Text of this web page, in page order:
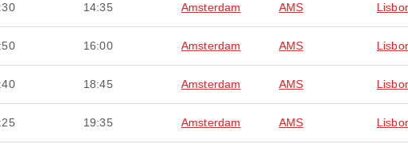
14:35 Amsterdam AMS
16:00 Amsterdam AMS
18:45 Amsterdam AMS
19:35 Amsterdam AMS